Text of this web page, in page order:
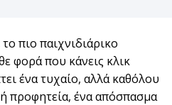
το πιο παιχνιδιάρικο
φορά που κάνεις κλικ
ένα τυχαίο, αλλά καθόλου
προφητεία, ένα απόσπασμα